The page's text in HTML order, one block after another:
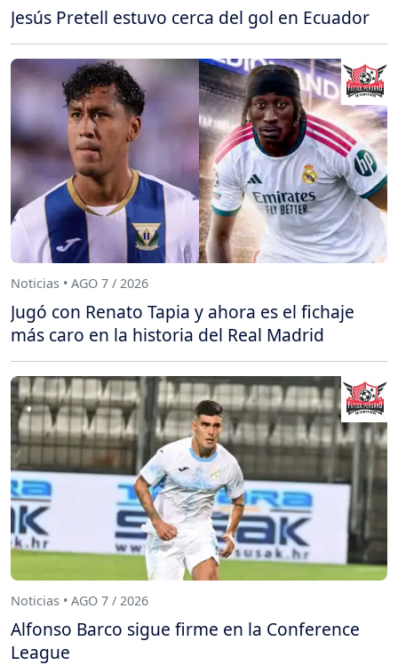
Jesús Pretell estuvo cerca del gol en Ecuador
Noticias • AGO 7 / 2026
Jugó con Renato Tapia y ahora es el fichaje
más caro en la historia del Real Madrid
Noticias • AGO 7 / 2026
Alfonso Barco sigue firme en la Conference
League